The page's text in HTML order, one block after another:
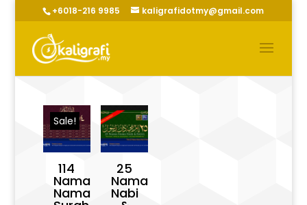
+6018-216 9985 kaligrafidotmy@gmail.com
Sale!
114
Nama-
Nama
25
Nama
Nabi